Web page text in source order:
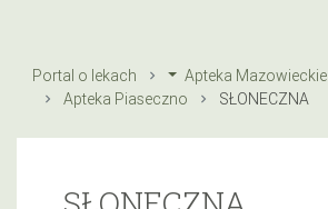
Portal o lekach
Apteka Mazowieckie
Apteka Piaseczno
SŁONECZNA